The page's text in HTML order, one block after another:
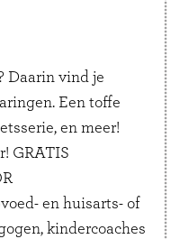
Daarin vind je
Een toffe
en meer!
GRATIS
en huisarts- of
kindercoaches